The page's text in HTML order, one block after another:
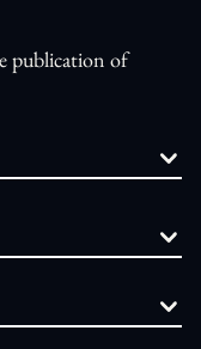
publication of